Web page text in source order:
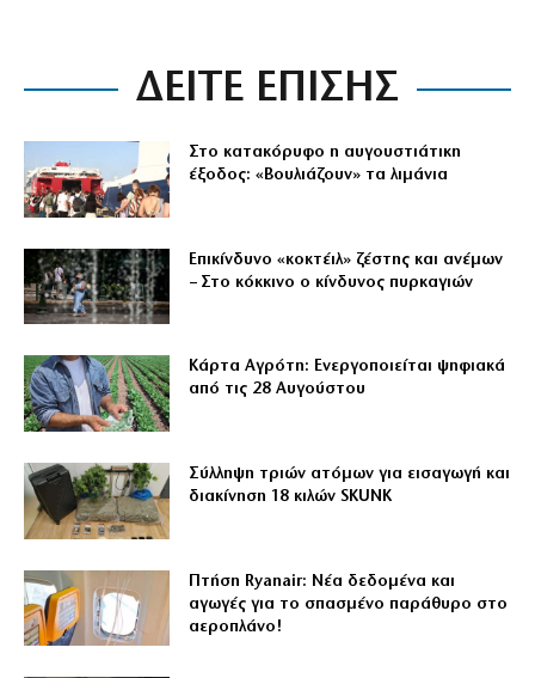
ΔΕΙΤΕ ΕΠΙΣΗΣ
Στο κατακόρυφο η αυγουστιάτικη
έξοδος: «Βουλιάζουν» τα λιμάνια
Επικίνδυνο «κοκτέιλ» ζέστης και ανέμων
– Στο κόκκινο ο κίνδυνος πυρκαγιών
Κάρτα Αγρότη: Ενεργοποιείται ψηφιακά
από τις 28 Αυγούστου
Σύλληψη τριών ατόμων για εισαγωγή και
διακίνηση 18 κιλών SKUNK
Πτήση Ryanair: Νέα δεδομένα και
αγωγές για το σπασμένο παράθυρο στο
αεροπλάνο!